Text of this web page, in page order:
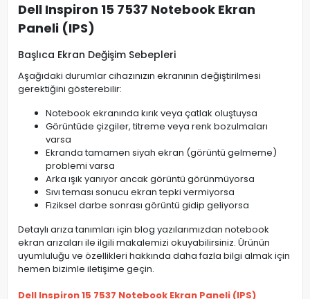
Dell Inspiron 15 7537 Notebook Ekran
Paneli (IPS)
Başlıca Ekran Değişim Sebepleri
Aşağıdaki durumlar cihazınızın ekranının değiştirilmesi
gerektiğini gösterebilir:
Notebook ekranında kırık veya çatlak oluştuysa
Görüntüde çizgiler, titreme veya renk bozulmaları
varsa
Ekranda tamamen siyah ekran (görüntü gelmeme)
problemi varsa
Arka ışık yanıyor ancak görüntü görünmüyorsa
Sıvı teması sonucu ekran tepki vermiyorsa
Fiziksel darbe sonrası görüntü gidip geliyorsa
Detaylı arıza tanımları için blog yazılarımızdan notebook
ekran arızaları ile ilgili makalemizi okuyabilirsiniz. Ürünün
uyumluluğu ve özellikleri hakkında daha fazla bilgi almak için
hemen bizimle iletişime geçin.
Dell Inspiron 15 7537 Notebook Ekran Paneli (IPS)